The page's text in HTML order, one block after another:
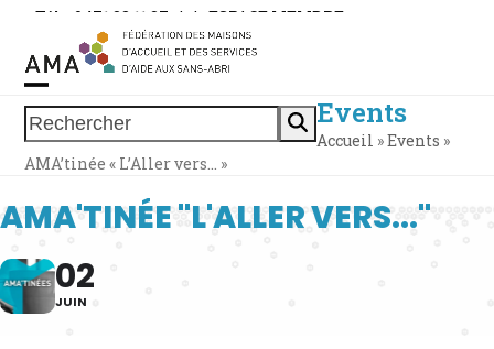
Skip
content
Tél. : 0471 38 11 37 | | ESPACE MEMBRE
Rechercher
Open
mobile
Close
mobile
Events
Accueil »Events »
AMA’tinée « L’Aller vers… »
AMA'TINÉE "L'ALLER VERS..."
02
JUIN